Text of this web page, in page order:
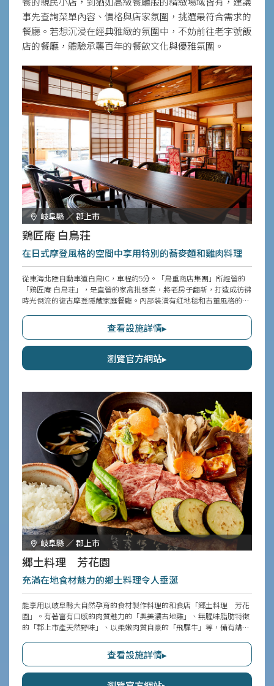
事先查詢菜單內容、價格與店家氛圍，挑選最符合需求的
餐廳。若想沉浸在經典雅緻的氛圍中，不妨前往老字號飯
店的餐廳，體驗承襲百年的餐飲文化與優雅氛圍。
岐阜縣 ／ 郡上市
鶏匠庵 白鳥荘
在日式摩登風格的空間中享用特別的蕎麥麵和雞肉料理
從東海北陸自動車道白鳥IC，車程約5分。「鳥重商店集團」所經營的
「鶏匠庵 白鳥荘」，是直營的家禽批發業，將老房子翻新，打造成彷彿
時光倒流的復古摩登隱藏家庭餐廳。內部裝潢有紅地毯和古董風格的家
手飼養的米和蔬菜，提供極上的雞肉料理和蕎麥。在天氣晴朗的日子
裡，可在開放的露台座位上與寵物一起在大自然中用餐，還能享受燒烤
等季節活動，令人愉悅。
查看設施詳情▸
瀏覽官方網站▸
岐阜縣 ／ 郡上市
郷土料理 芳花園
充滿在地食材魅力的鄉土料理令人垂涎
能享用以岐阜縣大自然孕育的食材製作料理的和食店「郷土料理 芳花
園」。有著富有口感的肉質魅力的「奧美濃古地雞」、無腥味脂肪特徵
的「郡上市產天然野味」、以柔嫩肉質自豪的「飛驒牛」等，備有講究
本來的香氣與細緻鮮味。在以昭和復古為印象、寧靜氛圍的店內，度過
悠閒的時光吧。
查看設施詳情▸